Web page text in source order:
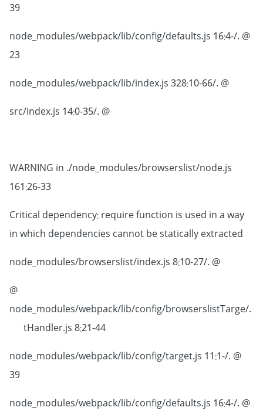
39
@ ./node_modules/webpack/lib/config/defaults.js 16:4-
23
@ ./node_modules/webpack/lib/index.js 328:10-66
@ ./src/index.js 14:0-35
WARNING in ./node_modules/browserslist/node.js
161:26-33
Critical dependency: require function is used in a way
in which dependencies cannot be statically extracted
@ ./node_modules/browserslist/index.js 8:10-27
@
./node_modules/webpack/lib/config/browserslistTarge
tHandler.js 8:21-44
@ ./node_modules/webpack/lib/config/target.js 11:1-
39
@ ./node_modules/webpack/lib/config/defaults.js 16:4-